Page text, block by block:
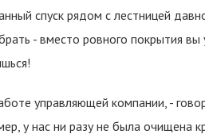
спуск рядом с лестницей
- вместо ровного покрытия
управляющей компании, -
у нас ни разу не была очищена